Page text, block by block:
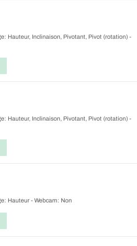
Hauteur, Inclinaison, Pivotant, Pivot (rotation) -
Hauteur, Inclinaison, Pivotant, Pivot (rotation) -
Hauteur - Webcam: Non